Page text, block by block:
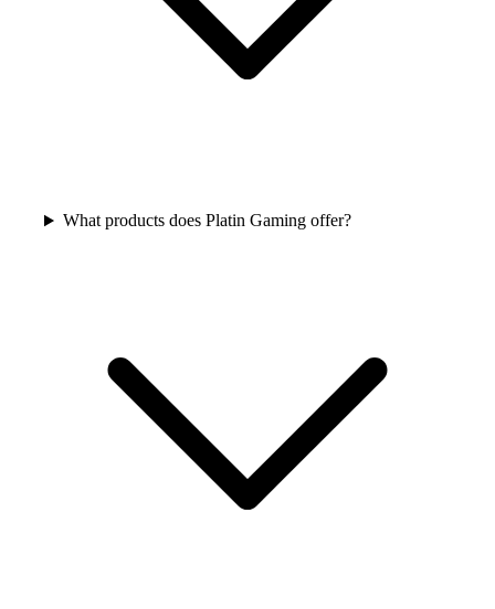
What products does Platin Gaming offer?